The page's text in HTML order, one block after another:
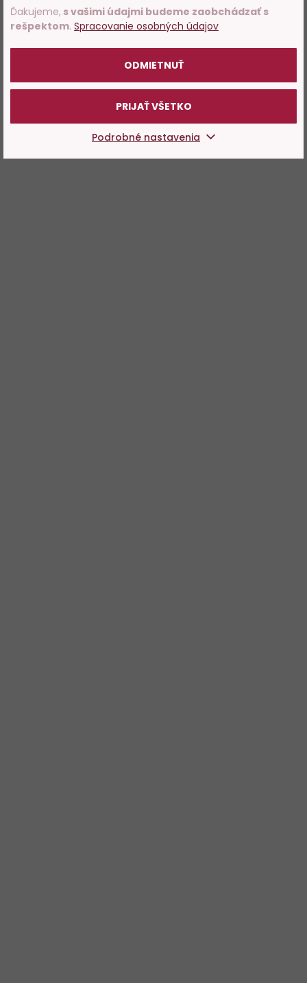
Ďakujeme, s vašimi údajmi budeme zaobchádzať s
rešpektom. Spracovanie osobných údajov
ODMIETNUŤ
PRIJAŤ VŠETKO
Podrobné nastavenia